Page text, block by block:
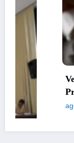
Veja quem
Presidência
agosto 3, 2026